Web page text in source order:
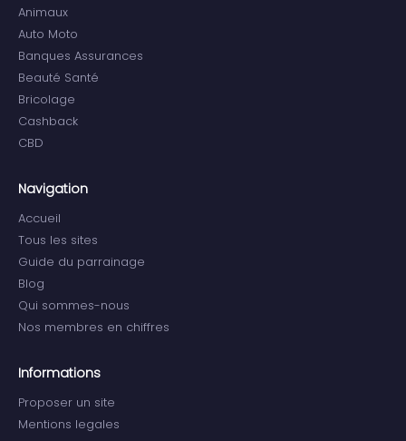
Animaux
Auto Moto
Banques Assurances
Beauté Santé
Bricolage
Cashback
CBD
Navigation
Accueil
Tous les sites
Guide du parrainage
Blog
Qui sommes-nous
Nos membres en chiffres
Informations
Proposer un site
Mentions legales